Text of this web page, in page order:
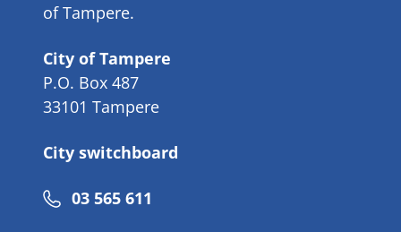
of Tampere.
City of Tampere
P.O. Box 487
33101 Tampere
City switchboard
Phone
03 565 611